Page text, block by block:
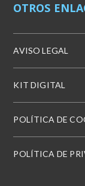
OTROS
AVISO LEGAL
KIT DIGITAL
POLÍTICA DE
POLÍTICA DE